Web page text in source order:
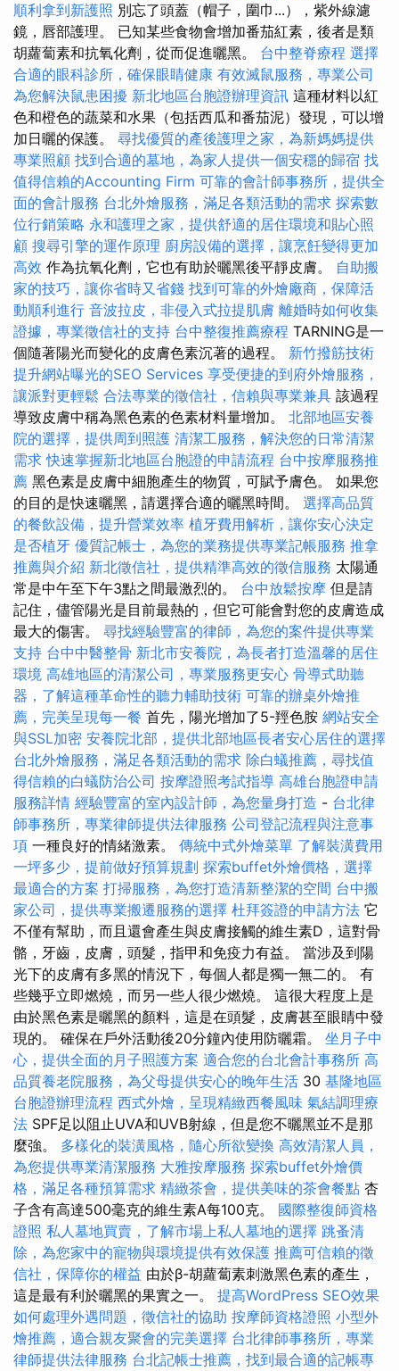
順利拿到新護照 別忘了頭蓋（帽子，圍巾...），紫外線濾
鏡，唇部護理。 已知某些食物會增加番茄紅素，後者是類
胡蘿蔔素和抗氧化劑，從而促進曬黑。 台中整脊療程 選擇
合適的眼科診所，確保眼睛健康 有效滅鼠服務，專業公司
為您解決鼠患困擾 新北地區台胞證辦理資訊 這種材料以紅
色和橙色的蔬菜和水果（包括西瓜和番茄泥）發現，可以增
加日曬的保護。 尋找優質的產後護理之家，為新媽媽提供
專業照顧 找到合適的墓地，為家人提供一個安穩的歸宿 找
值得信賴的Accounting Firm 可靠的會計師事務所，提供全
面的會計服務 台北外燴服務，滿足各類活動的需求 探索數
位行銷策略 永和護理之家，提供舒適的居住環境和貼心照
顧 搜尋引擎的運作原理 廚房設備的選擇，讓烹飪變得更加
高效 作為抗氧化劑，它也有助於曬黑後平靜皮膚。 自助搬
家的技巧，讓你省時又省錢 找到可靠的外燴廠商，保障活
動順利進行 音波拉皮，非侵入式拉提肌膚 離婚時如何收集
證據，專業徵信社的支持 台中整復推薦療程 TARNING是一
個隨著陽光而變化的皮膚色素沉著的過程。 新竹撥筋技術
提升網站曝光的SEO Services 享受便捷的到府外燴服務，
讓派對更輕鬆 合法專業的徵信社，信賴與專業兼具 該過程
導致皮膚中稱為黑色素的色素材料量增加。 北部地區安養
院的選擇，提供周到照護 清潔工服務，解決您的日常清潔
需求 快速掌握新北地區台胞證的申請流程 台中按摩服務推
薦 黑色素是皮膚中細胞產生的物質，可賦予膚色。 如果您
的目的是快速曬黑，請選擇合適的曬黑時間。 選擇高品質
的餐飲設備，提升營業效率 植牙費用解析，讓你安心決定
是否植牙 優質記帳士，為您的業務提供專業記帳服務 推拿
推薦與介紹 新北徵信社，提供精準高效的徵信服務 太陽通
常是中午至下午3點之間最激烈的。 台中放鬆按摩 但是請
記住，儘管陽光是目前最熱的，但它可能會對您的皮膚造成
最大的傷害。 尋找經驗豐富的律師，為您的案件提供專業
支持 台中中醫整骨 新北市安養院，為長者打造溫馨的居住
環境 高雄地區的清潔公司，專業服務更安心 骨導式助聽
器，了解這種革命性的聽力輔助技術 可靠的辦桌外燴推
薦，完美呈現每一餐 首先，陽光增加了5-羥色胺 網站安全
與SSL加密 安養院北部，提供北部地區長者安心居住的選擇
台北外燴服務，滿足各類活動的需求 除白蟻推薦，尋找值
得信賴的白蟻防治公司 按摩證照考試指導 高雄台胞證申請
服務詳情 經驗豐富的室內設計師，為您量身打造 - 台北律
師事務所，專業律師提供法律服務 公司登記流程與注意事
項 一種良好的情緒激素。 傳統中式外燴菜單 了解裝潢費用
一坪多少，提前做好預算規劃 探索buffet外燴價格，選擇
最適合的方案 打掃服務，為您打造清新整潔的空間 台中搬
家公司，提供專業搬遷服務的選擇 杜拜簽證的申請方法 它
不僅有幫助，而且還會產生與皮膚接觸的維生素D，這對骨
骼，牙齒，皮膚，頭髮，指甲和免疫力有益。 當涉及到陽
光下的皮膚有多黑的情況下，每個人都是獨一無二的。 有
些幾乎立即燃燒，而另一些人很少燃燒。 這很大程度上是
由於黑色素是曬黑的顏料，這是在頭髮，皮膚甚至眼睛中發
現的。 確保在戶外活動後20分鐘內使用防曬霜。 坐月子中
心，提供全面的月子照護方案 適合您的台北會計事務所 高
品質養老院服務，為父母提供安心的晚年生活 30 基隆地區
台胞證辦理流程 西式外燴，呈現精緻西餐風味 氣結調理療
法 SPF足以阻止UVA和UVB射線，但是您不曬黑並不是那
麼強。 多樣化的裝潢風格，隨心所欲變換 高效清潔人員，
為您提供專業清潔服務 大雅按摩服務 探索buffet外燴價
格，滿足各種預算需求 精緻茶會，提供美味的茶會餐點 杏
子含有高達500毫克的維生素A每100克。 國際整復師資格
證照 私人墓地買賣，了解市場上私人墓地的選擇 跳蚤清
除，為您家中的寵物與環境提供有效保護 推薦可信賴的徵
信社，保障你的權益 由於β-胡蘿蔔素刺激黑色素的產生，
這是最有利於曬黑的果實之一。 提高WordPress SEO效果
如何處理外遇問題，徵信社的協助 按摩師資格證照 小型外
燴推薦，適合親友聚會的完美選擇 台北律師事務所，專業
律師提供法律服務 台北記帳士推薦，找到最合適的記帳專